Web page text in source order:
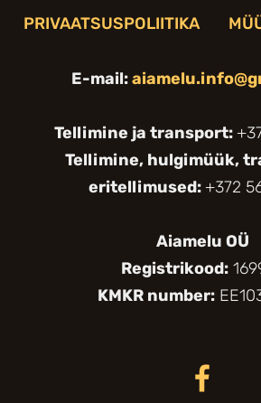
PRIVAATSUSPOLIITIKA
E-mail:
Tellimine ja transport:
Tellimine, hulgimüük,
eritellimused:+372
Aiamelu OÜ
Registrikood:
KMKR number: